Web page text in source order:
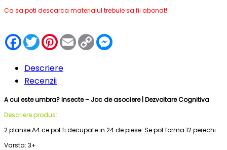
Ca sa poti descarca materialul trebuie sa fii abonat!
Facebook
TwitterPinterest
EmailCopy
Link
Descriere
Recenzii
A cui este umbra? Insecte – Joc de asociere | Dezvoltare Cognitiva
Descriere produs:
2 planse A4 ce pot fi decupate in 24 de piese. Se pot forma 12 perechi.
Varsta: 3+